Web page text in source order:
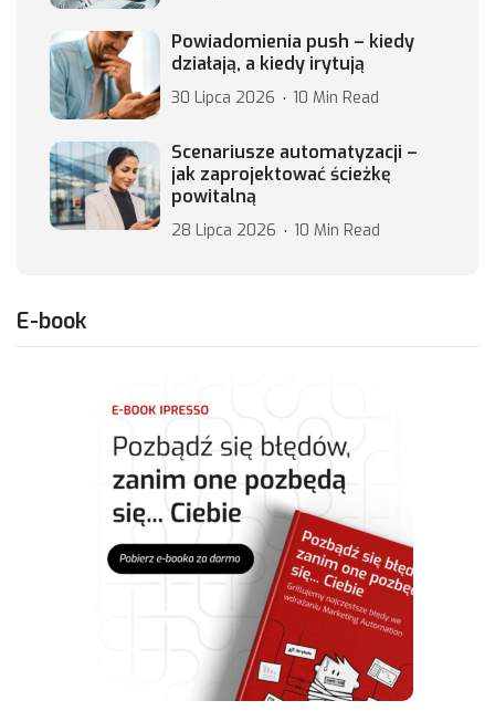
Powiadomienia push – kiedy
działają, a kiedy irytują
30 Lipca 2026 10 Min Read
Scenariusze automatyzacji –
jak zaprojektować ścieżkę
powitalną
28 Lipca 2026 10 Min Read
E-book